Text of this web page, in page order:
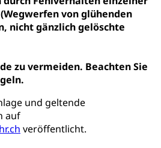
von glühenden
nicht gänzlich gelöschte
zu vermeiden. Beachten Sie
und geltende
auf
veröffentlicht.
(WAS Luzern)
(WAS Luzern)
(WAS
Luzern)
Lebensmittel
Wellness, Unfallverhütung,
Tertiärprävention